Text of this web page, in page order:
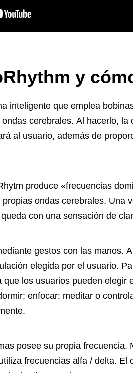
y
inteligente que emplea
cerebrales. Al hacerlo,
al usuario, además de
produce «frecuencias
ondas cerebrales. Una
con una sensación de
gestos con las manos.
elegida por el usuario.
que los usuarios pueden elegir
enfocar; meditar o
posee su propia frecuencia.
frecuencias alfa / delta. El